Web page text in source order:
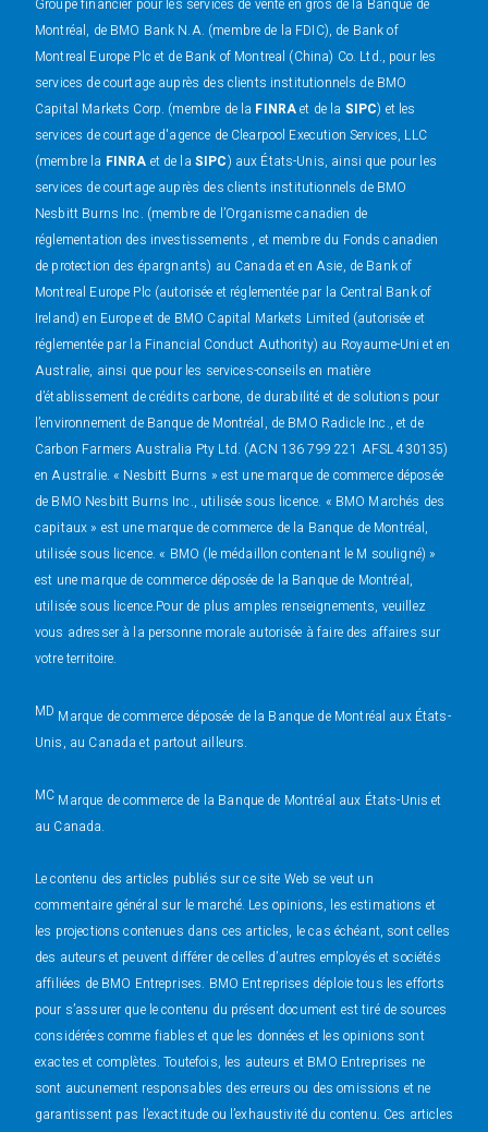
Montréal, de BMO Bank N.A. (membre de la FDIC), de Bank of
Montreal Europe Plc et de Bank of Montreal (China) Co. Ltd., pour les
services de courtage auprès des clients institutionnels de BMO
Capital Markets Corp. (membre de la FINRAet de la SIPC) et les
services de courtage d'agence de Clearpool Execution Services, LLC
(membre la FINRA et de la SIPC) aux États-Unis, ainsi que pour les
services de courtage auprès des clients institutionnels de BMO
Nesbitt Burns Inc. (membre de l’Organisme canadien de
réglementation des investissements , et membre du Fonds canadien
de protection des épargnants) au Canada et en Asie, de Bank of
Montreal Europe Plc (autorisée et réglementée par la Central Bank of
Ireland) en Europe et de BMO Capital Markets Limited (autorisée et
réglementée par la Financial Conduct Authority) au Royaume-Uni et en
Australie, ainsi que pour les services-conseils en matière
d’établissement de crédits carbone, de durabilité et de solutions pour
l’environnement de Banque de Montréal, de BMO Radicle Inc., et de
Carbon Farmers Australia Pty Ltd. (ACN 136 799 221 AFSL 430135)
en Australie. « Nesbitt Burns » est une marque de commerce déposée
de BMO Nesbitt Burns Inc., utilisée sous licence. « BMO Marchés des
capitaux » est une marque de commerce de la Banque de Montréal,
utilisée sous licence. « BMO (le médaillon contenant le M souligné) »
est une marque de commerce déposée de la Banque de Montréal,
utilisée sous licence.Pour de plus amples renseignements, veuillez
vous adresser à la personne morale autorisée à faire des affaires sur
votre territoire.
MD Marque de commerce déposée de la Banque de Montréal aux États-
Unis, au Canada et partout ailleurs.
MC Marque de commerce de la Banque de Montréal aux États-Unis et
au Canada.
Le contenu des articles publiés sur ce site Web se veut un
commentaire général sur le marché. Les opinions, les estimations et
les projections contenues dans ces articles, le cas échéant, sont celles
des auteurs et peuvent différer de celles d’autres employés et sociétés
affiliées de BMO Entreprises. BMO Entreprises déploie tous les efforts
pour s’assurer que le contenu du présent document est tiré de sources
considérées comme fiables et que les données et les opinions sont
exactes et complètes. Toutefois, les auteurs et BMO Entreprises ne
sont aucunement responsables des erreurs ou des omissions et ne
garantissent pas l’exactitude ou l’exhaustivité du contenu. Ces articles